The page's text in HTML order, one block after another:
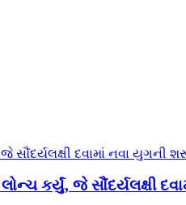
કર્યું, જે સૌંદર્યલક્ષી